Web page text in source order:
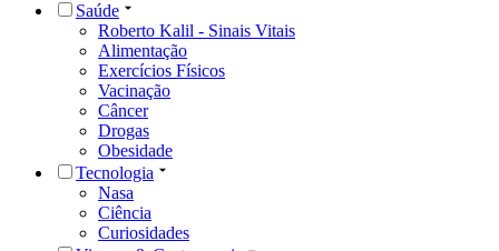
Saúde
Roberto Kalil - Sinais Vitais
Alimentação
Exercícios Físicos
Vacinação
Câncer
Drogas
Obesidade
Tecnologia
Nasa
Ciência
Curiosidades